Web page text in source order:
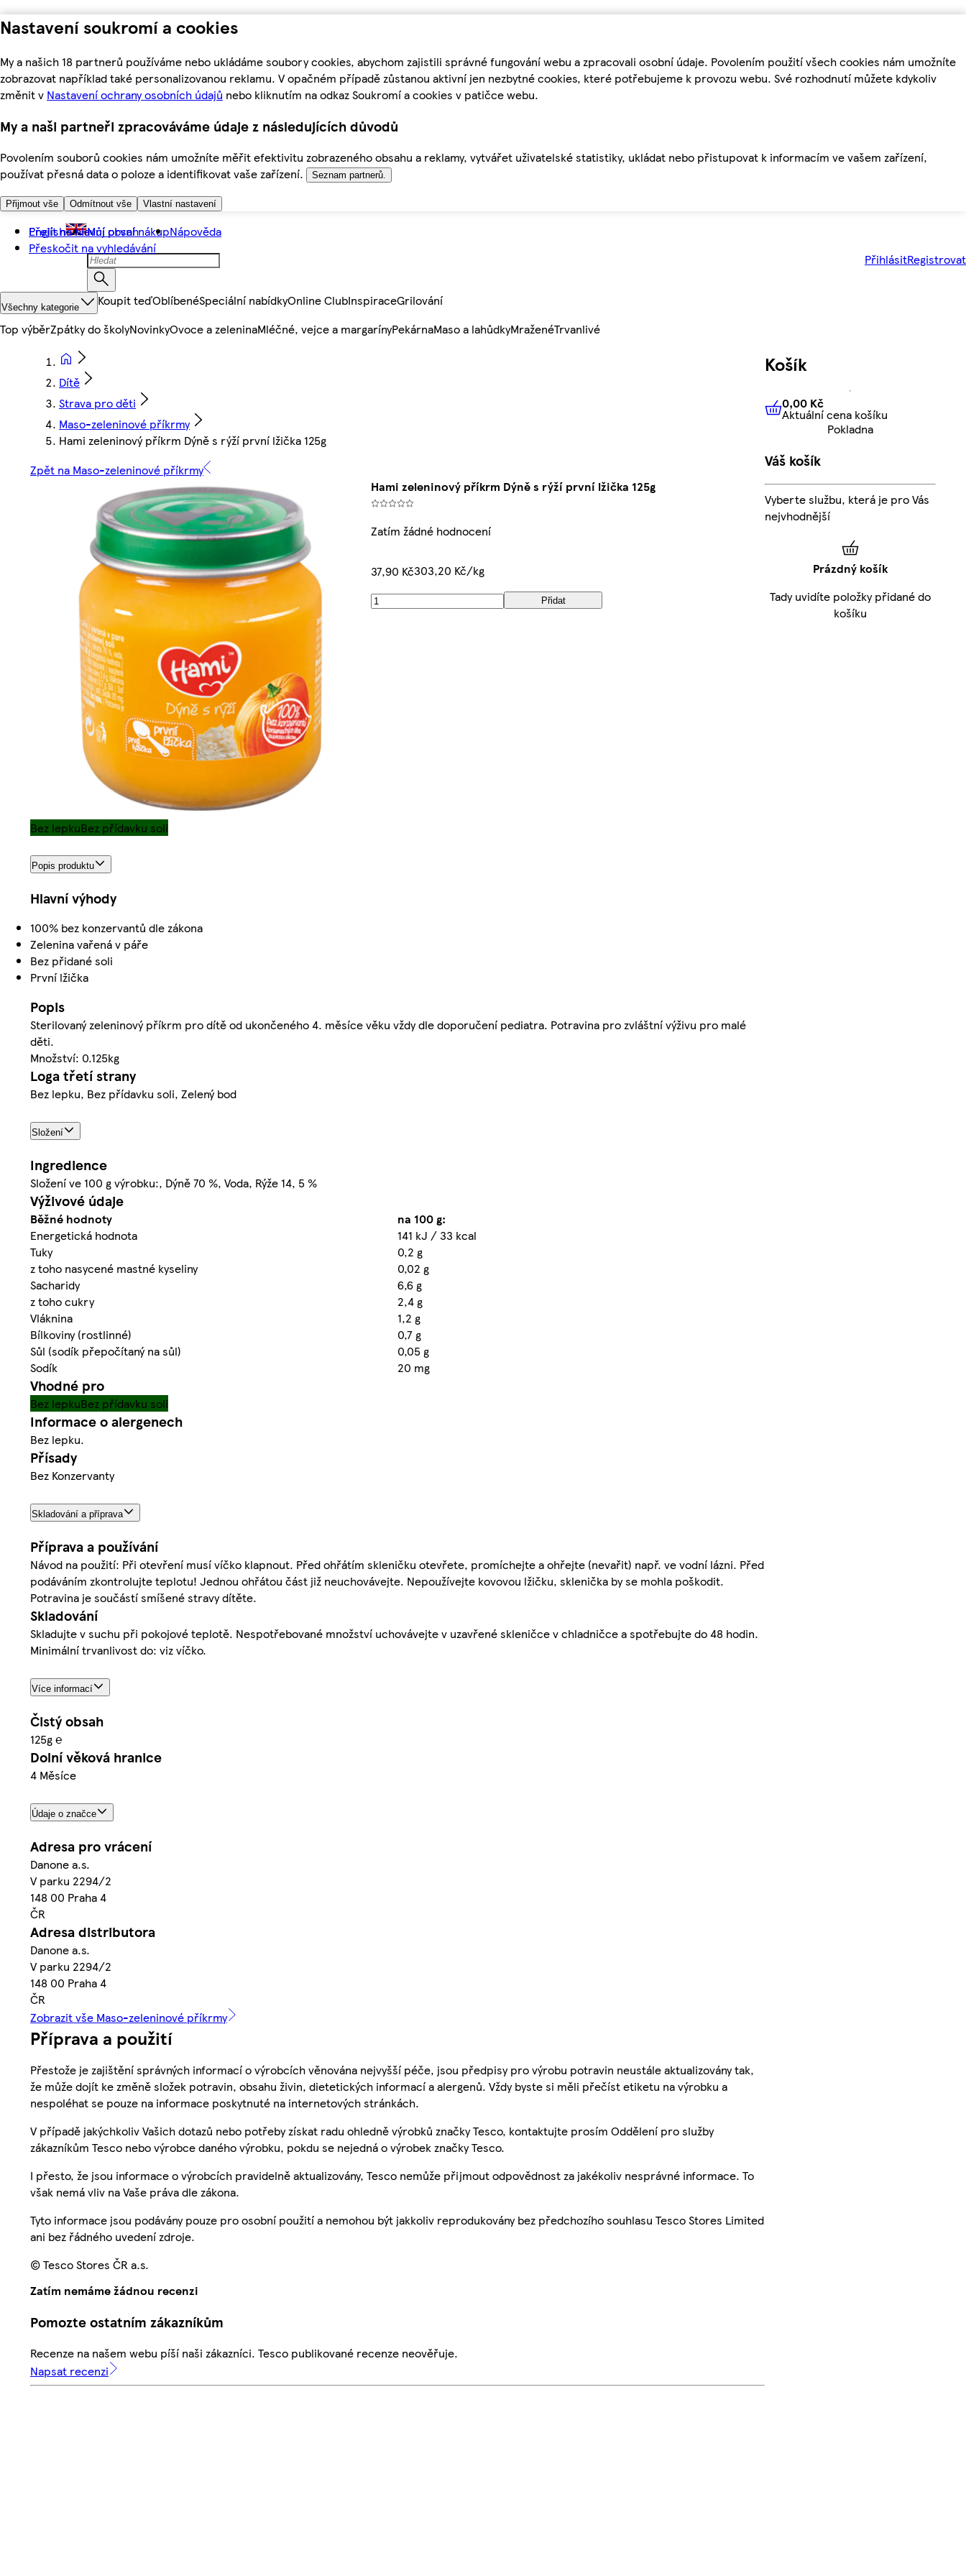
Nastavení soukromí a cookies
My a našich 18 partnerů používáme nebo ukládáme soubory cookies, abychom zajistili správné fungování webu a zpracovali osobní údaje. Povolením použití všech cookies nám umožníte
zobrazovat například také personalizovanou reklamu. V opačném případě zůstanou aktivní jen nezbytné cookies, které potřebujeme k provozu webu. Své rozhodnutí můžete kdykoliv
změnit v Nastavení ochrany osobních údajů nebo kliknutím na odkaz Soukromí a cookies v patičce webu.
My a naši partneři zpracováváme údaje z následujících důvodů
Povolením souborů cookies nám umožníte měřit efektivitu zobrazeného obsahu a reklamy, vytvářet uživatelské statistiky, ukládat nebo přistupovat k informacím ve vašem zařízení,
používat přesná data o poloze a identifikovat vaše zařízení.
Seznam partnerů.
Přijmout vše Odmítnout vše Vlastní nastavení
Přejít na hlavní obsah
Přeskočit na vyhledávání
English Můj první nákupNápověda
PřihlásitRegistrovat
Všechny kategorie Koupit teďOblíbenéSpeciální nabídkyOnline ClubInspiraceGrilování
Top výběrZpátky do školyNovinkyOvoce a zeleninaMléčné, vejce a margarínyPekárnaMaso a lahůdkyMraženéTrvanlivé
Dítě
Strava pro děti
Maso-zeleninové příkrmy
Hami zeleninový příkrm Dýně s rýží první lžička 125g
Zpět na Maso-zeleninové příkrmy
Hami zeleninový příkrm Dýně s rýží první lžička 125g
Zatím žádné hodnocení
37,90 Kč303,20 Kč/kg
Přidat
Bez lepkuBez přídavku soli
Popis produktu
Hlavní výhody
100% bez konzervantů dle zákona
Zelenina vařená v páře
Bez přidané soli
První lžička
Popis
Sterilovaný zeleninový příkrm pro dítě od ukončeného 4. měsíce věku vždy dle doporučení pediatra. Potravina pro zvláštní výživu pro malé
děti.
Množství: 0.125kg
Loga třetí strany
Bez lepku, Bez přídavku soli, Zelený bod
Složení
Ingredience
Složení ve 100 g výrobku:, Dýně 70 %, Voda, Rýže 14, 5 %
Výživové údaje
Běžné hodnoty
na 100 g:
Energetická hodnota
141 kJ / 33 kcal
Tuky
0,2 g
z toho nasycené mastné kyseliny
0,02 g
Sacharidy
6,6 g
z toho cukry
2,4 g
Vláknina
1,2 g
Bílkoviny (rostlinné)
0,7 g
Sůl (sodík přepočítaný na sůl)
0,05 g
Sodík
20 mg
Vhodné pro
Bez lepkuBez přídavku soli
Informace o alergenech
Bez lepku.
Přísady
Bez Konzervanty
Skladování a příprava
Příprava a používání
Návod na použití: Při otevření musí víčko klapnout. Před ohřátím skleničku otevřete, promíchejte a ohřejte (nevařit) např. ve vodní lázni. Před
podáváním zkontrolujte teplotu! Jednou ohřátou část již neuchovávejte. Nepoužívejte kovovou lžičku, sklenička by se mohla poškodit.
Potravina je součástí smíšené stravy dítěte.
Skladování
Skladujte v suchu při pokojové teplotě. Nespotřebované množství uchovávejte v uzavřené skleničce v chladničce a spotřebujte do 48 hodin.
Minimální trvanlivost do: viz víčko.
Více informací
Čistý obsah
125g ℮
Dolní věková hranice
4 Měsíce
Údaje o značce
Adresa pro vrácení
Danone a.s.
V parku 2294/2
148 00 Praha 4
ČR
Adresa distributora
Danone a.s.
V parku 2294/2
148 00 Praha 4
ČR
Zobrazit vše Maso-zeleninové příkrmy
Příprava a použití
Přestože je zajištění správných informací o výrobcích věnována nejvyšší péče, jsou předpisy pro výrobu potravin neustále aktualizovány tak,
že může dojít ke změně složek potravin, obsahu živin, dietetických informací a alergenů. Vždy byste si měli přečíst etiketu na výrobku a
nespoléhat se pouze na informace poskytnuté na internetových stránkách.
V případě jakýchkoliv Vašich dotazů nebo potřeby získat radu ohledně výrobků značky Tesco, kontaktujte prosím Oddělení pro služby
zákazníkům Tesco nebo výrobce daného výrobku, pokdu se nejedná o výrobek značky Tesco.
I přesto, že jsou informace o výrobcích pravidelně aktualizovány, Tesco nemůže přijmout odpovědnost za jakékoliv nesprávné informace. To
však nemá vliv na Vaše práva dle zákona.
Tyto informace jsou podávány pouze pro osobní použití a nemohou být jakkoliv reprodukovány bez předchozího souhlasu Tesco Stores Limited
ani bez řádného uvedení zdroje.
© Tesco Stores ČR a.s.
Zatím nemáme žádnou recenzi
Pomozte ostatním zákazníkům
Recenze na našem webu píší naši zákazníci. Tesco publikované recenze neověřuje.
Napsat recenzi
Košík
0,00 KčAktuální cena košíku
0,00 Kč
Aktuální cena košíku
Pokladna
Váš košík
Vyberte službu, která je pro Vás
nejvhodnější
Prázdný košík
Tady uvidíte položky přidané do
košíku